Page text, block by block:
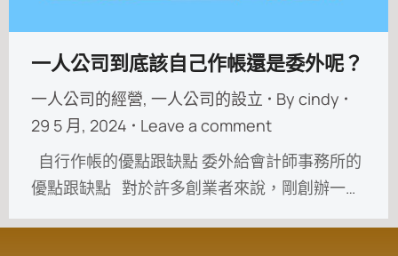
一人公司到底該自己作帳還是委外呢？
一人公司的經營, 一人公司的設立 By cindy
29 5 月, 2024
Leave a comment
自行作帳的優點跟缺點 委外給會計師事務所的
優點跟缺點 對於許多創業者來說，剛創辦一…